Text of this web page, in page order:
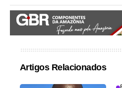
Artigos Relacionados